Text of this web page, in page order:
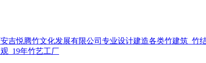
安吉悦腾竹文化发展有限公司专业设计建造各类竹建筑_竹